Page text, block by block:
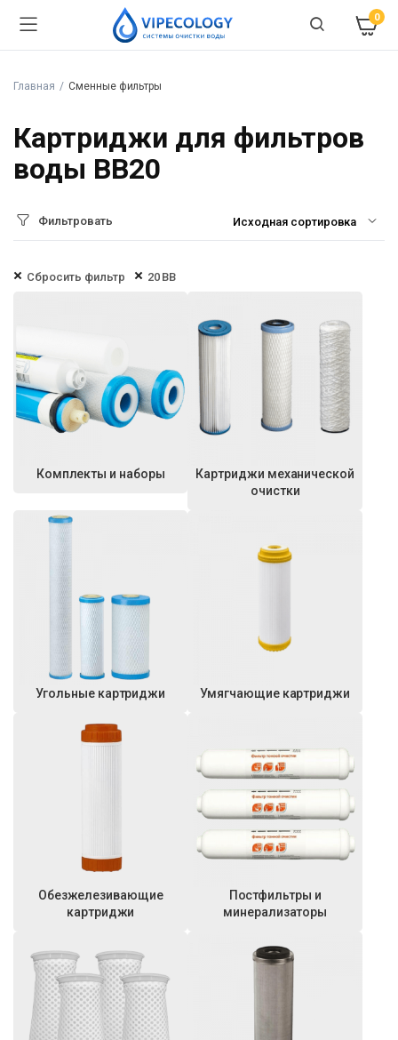
0
Главная Сменные фильтры
Картриджи для фильтров
воды BB20
Фильтровать
Сбросить фильтр 20 BB
Комплекты и наборы
Картриджи механической
очистки
Угольные картриджи Умягчающие картриджи
Обезжелезивающие
картриджи
Постфильтры и
минерализаторы